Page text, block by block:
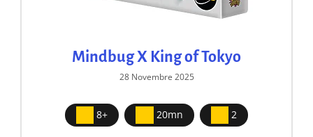
Mindbug X King of Tokyo
28 Novembre 2025
8+ 20mn 2